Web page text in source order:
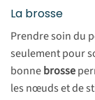
La brosse
Prendre soin du
seulement pour
bonnebrosse
les nœuds et de